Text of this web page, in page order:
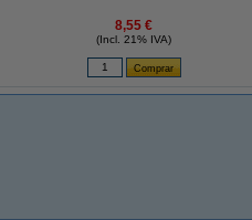
8,55 €
(Incl. 21% IVA)